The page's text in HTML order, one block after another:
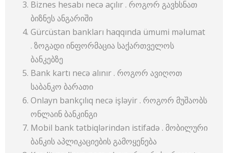
Biznes hesabı necə açılır . როგორ გავხსნათ
ბიზნეს ანგარიში
Gürcüstan bankları haqqında ümumi məlumat
. ზოგადი ინფორმაცია საქართველოს
ბანკებზე
Bank kartı necə alınır . როგორ ავიღოთ
საბანკო ბარათი
Onlayn bankçılıq necə işləyir . როგორ მუშაობს
ონლაინ ბანკინგი
Mobil bank tətbiqlərindən istifadə . მობილური
ბანკის აპლიკაციების გამოყენება